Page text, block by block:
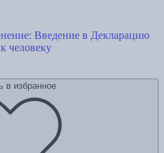
Введение в Декларацию
человеку
в избранное